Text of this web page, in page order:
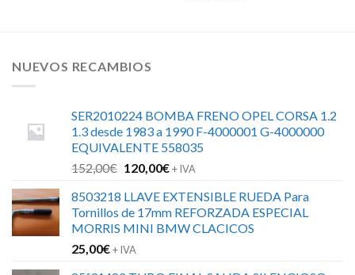
NUEVOS RECAMBIOS
SER2010224 BOMBA FRENO OPEL CORSA 1.2
1.3 desde 1983 a 1990 F-4000001 G-4000000
EQUIVALENTE 558035
152,00€ El
original
era:
152,00€.
120,00€El
actual
es:
120,00€.
+ IVA
8503218 LLAVE EXTENSIBLE RUEDA Para
Tornillos de 17mm REFORZADA ESPECIAL
MORRIS MINI BMW CLACICOS
25,00€+ IVA